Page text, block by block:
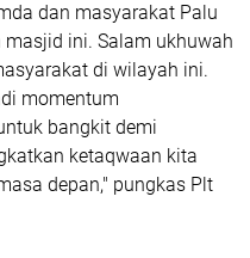
dan masyarakat Palu
ini. Salam ukhuwah
di wilayah ini.
momentum
bangkit demi
ketaqwaan kita
depan," pungkas Plt